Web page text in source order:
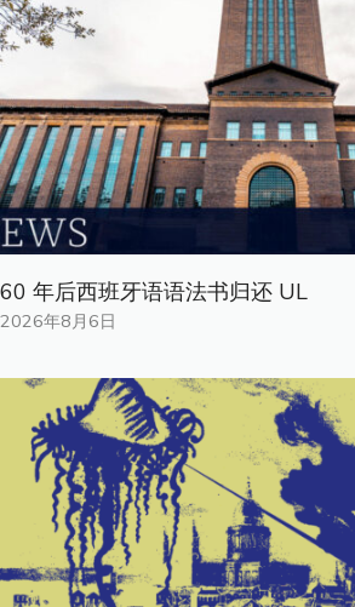
60 年后西班牙语语法书归还 UL
2026年8月6日